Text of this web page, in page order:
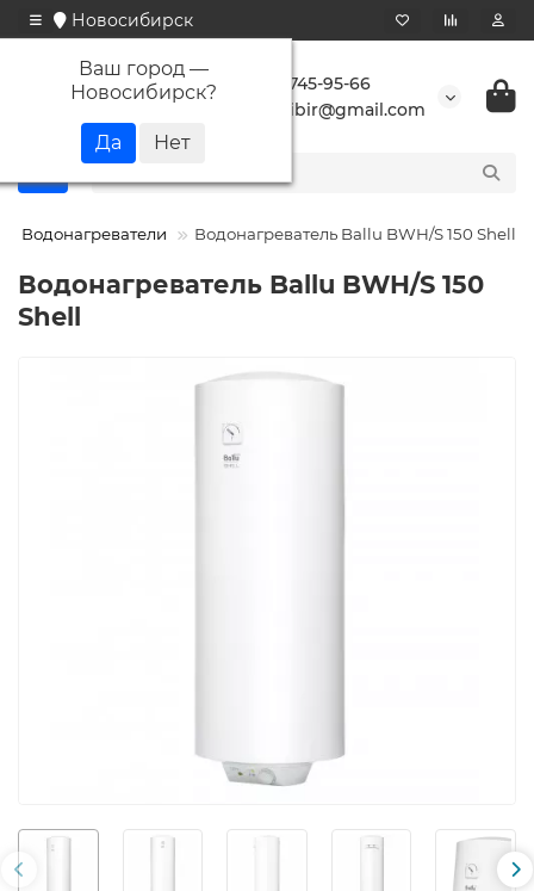
Новосибирск
Ваш город —
Новосибирск?
+7 923 745-95-66
buransibir@gmail.com
Водонагреватели Водонагреватель Ballu BWH/S 150 Shell
Водонагреватель Ballu BWH/S 150
Shell